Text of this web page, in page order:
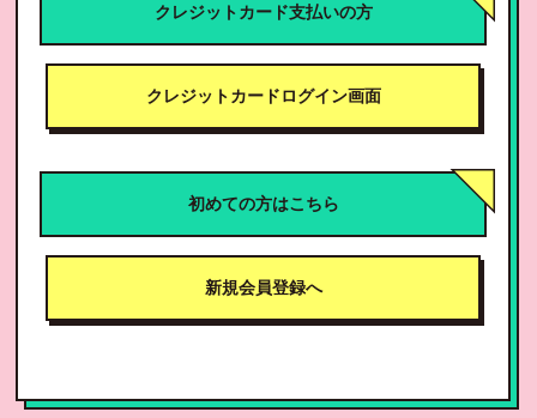
クレジットカード支払いの方
クレジットカードログイン画面
初めての方はこちら
新規会員登録へ